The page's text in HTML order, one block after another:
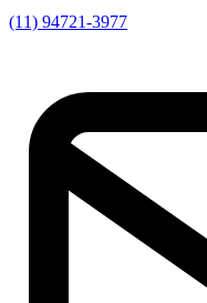
(11) 94721-3977